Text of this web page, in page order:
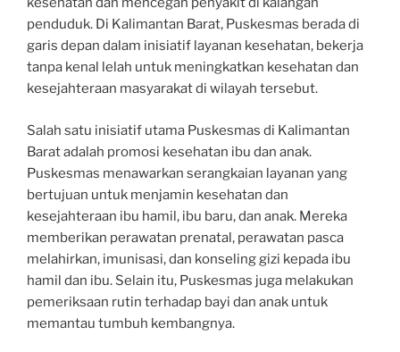
penduduk. Di Kalimantan Barat, Puskesmas berada di
garis depan dalam inisiatif layanan kesehatan, bekerja
tanpa kenal lelah untuk meningkatkan kesehatan dan
kesejahteraan masyarakat di wilayah tersebut.
Salah satu inisiatif utama Puskesmas di Kalimantan
Barat adalah promosi kesehatan ibu dan anak.
Puskesmas menawarkan serangkaian layanan yang
bertujuan untuk menjamin kesehatan dan
kesejahteraan ibu hamil, ibu baru, dan anak. Mereka
memberikan perawatan prenatal, perawatan pasca
melahirkan, imunisasi, dan konseling gizi kepada ibu
hamil dan ibu. Selain itu, Puskesmas juga melakukan
pemeriksaan rutin terhadap bayi dan anak untuk
memantau tumbuh kembangnya.